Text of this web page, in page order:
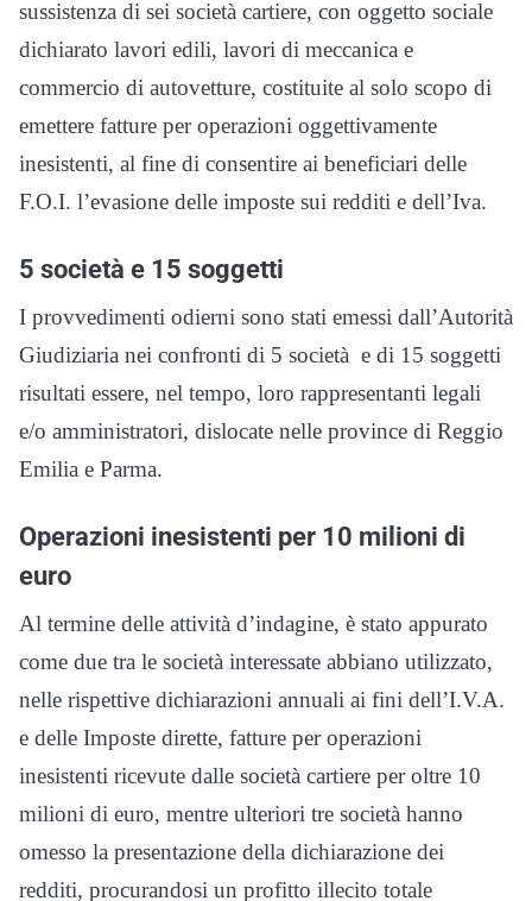
sussistenza di sei società cartiere, con oggetto sociale
dichiarato lavori edili, lavori di meccanica e
commercio di autovetture, costituite al solo scopo di
emettere fatture per operazioni oggettivamente
inesistenti, al fine di consentire ai beneficiari delle
F.O.I. l’evasione delle imposte sui redditi e dell’Iva.
5 società e 15 soggetti
I provvedimenti odierni sono stati emessi dall’Autorità
Giudiziaria nei confronti di 5 società e di 15 soggetti
risultati essere, nel tempo, loro rappresentanti legali
e/o amministratori, dislocate nelle province di Reggio
Emilia e Parma.
Operazioni inesistenti per 10 milioni di
euro
Al termine delle attività d’indagine, è stato appurato
come due tra le società interessate abbiano utilizzato,
nelle rispettive dichiarazioni annuali ai fini dell’I.V.A.
e delle Imposte dirette, fatture per operazioni
inesistenti ricevute dalle società cartiere per oltre 10
milioni di euro, mentre ulteriori tre società hanno
omesso la presentazione della dichiarazione dei
redditi, procurandosi un profitto illecito totale